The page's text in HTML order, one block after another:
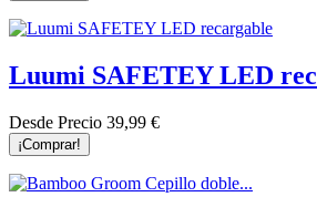
Luumi SAFETEY LED
Desde Precio 39,99 €
¡Comprar!